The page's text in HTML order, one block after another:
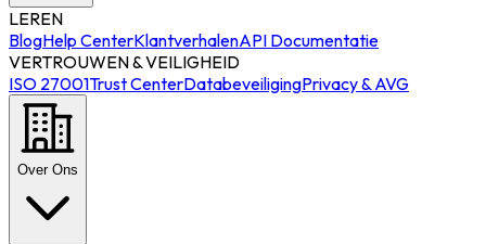
LEREN
BlogHelp CenterKlantverhalenAPI Documentatie
VERTROUWEN & VEILIGHEID
ISO 27001Trust CenterDatabeveiligingPrivacy & AVG
Over Ons